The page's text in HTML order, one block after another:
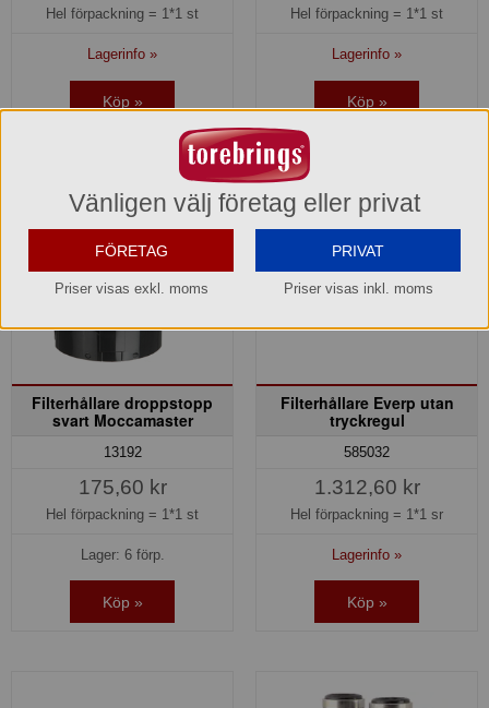
Hel förpackning = 1*1 st
Lagerinfo »
Köp »
Hel förpackning = 1*1 st
Lagerinfo »
Köp »
Filterhållare droppstopp
svart Moccamaster
13192
175,60 kr
Hel förpackning = 1*1 st
Lager: 6 förp.
Köp »
Filterhållare Everp utan
tryckregul
585032
1.312,60 kr
Hel förpackning = 1*1 sr
Lagerinfo »
Köp »
Vänligen välj företag eller privat
FÖRETAG
Priser visas exkl. moms
PRIVAT
Priser visas inkl. moms